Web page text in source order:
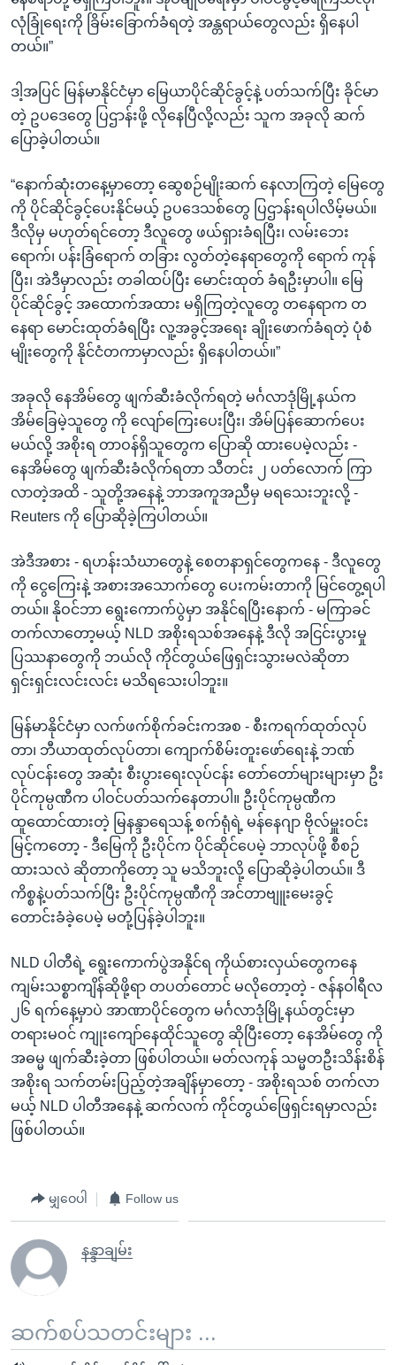
လုံခြုံရေးကို ခြိမ်းခြောက်ခံရတဲ့ အန္တရာယ်တွေလည်း ရှိနေပါ
တယ်။”
ဒါ့အပြင် မြန်မာနိုင်ငံမှာ မြေယာပိုင်ဆိုင်ခွင့်နဲ့ ပတ်သက်ပြီး ခိုင်မာ
တဲ့ ဥပဒေတွေ ပြဌာန်းဖို့ လိုနေပြီလို့လည်း သူက အခုလို ဆက်
ပြောခဲ့ပါတယ်။
“နောက်ဆုံးတနေ့မှာတော့ ဆွေစဉ်မျိုးဆက် နေလာကြတဲ့ မြေတွေ
ကို ပိုင်ဆိုင်ခွင့်ပေးနိုင်မယ့် ဥပဒေသစ်တွေ ပြဌာန်းရပါလိမ့်မယ်။
ဒီလိုမှ မဟုတ်ရင်တော့ ဒီလူတွေ ဖယ်ရှားခံရပြီး၊ လမ်းဘေး
ရောက်၊ ပန်းခြံရောက် တခြား လွတ်တဲ့နေရာတွေကို ရောက် ကုန်
ပြီး၊ အဲဒီမှာလည်း တခါထပ်ပြီး မောင်းထုတ် ခံရဦးမှာပါ။ မြေ
ပိုင်ဆိုင်ခွင့် အထောက်အထား မရှိကြတဲ့လူတွေ တနေရာက တ
နေရာ မောင်းထုတ်ခံရပြီး လူ့အခွင့်အရေး ချိုးဖောက်ခံရတဲ့ ပုံစံ
မျိုးတွေကို နိုင်ငံတကာမှာလည်း ရှိနေပါတယ်။”
အခုလို နေအိမ်တွေ ဖျက်ဆီးခံလိုက်ရတဲ့ မင်္ဂလာဒုံမြို့နယ်က
အိမ်ခြေမဲ့သူတွေ ကို လျော်ကြေးပေးပြီး၊ အိမ်ပြန်ဆောက်ပေး
မယ်လို့ အစိုးရ တာဝန်ရှိသူတွေက ပြောဆို ထားပေမဲ့လည်း -
နေအိမ်တွေ ဖျက်ဆီးခံလိုက်ရတာ သီတင်း ၂ ပတ်လောက် ကြာ
လာတဲ့အထိ - သူတို့အနေနဲ့ ဘာအကူအညီမှ မရသေးဘူးလို့ -
Reuters ကို ပြောဆိုခဲ့ကြပါတယ်။
အဲဒီအစား - ရဟန်းသံဃာတွေနဲ့ စေတနာရှင်တွေကနေ - ဒီလူတွေ
ကို ငွေကြေးနဲ့ အစားအသောက်တွေ ပေးကမ်းတာကို မြင်တွေ့ရပါ
တယ်။ နိုဝင်ဘာ ရွေးကောက်ပွဲမှာ အနိုင်ရပြီးနောက် - မကြာခင်
တက်လာတော့မယ့် NLD အစိုးရသစ်အနေနဲ့ ဒီလို အငြင်းပွားမှု
ပြဿနာတွေကို ဘယ်လို ကိုင်တွယ်ဖြေရှင်းသွားမလဲဆိုတာ
ရှင်းရှင်းလင်းလင်း မသိရသေးပါဘူး။
မြန်မာနိုင်ငံမှာ လက်ဖက်စိုက်ခင်းကအစ - စီးကရက်ထုတ်လုပ်
တာ၊ ဘီယာထုတ်လုပ်တာ၊ ကျောက်စိမ်းတူးဖော်ရေးနဲ့ ဘဏ်
လုပ်ငန်းတွေ အဆုံး စီးပွားရေးလုပ်ငန်း တော်တော်များများမှာ ဦး
ပိုင်ကုမ္ပဏီက ပါဝင်ပတ်သက်နေတာပါ။ ဦးပိုင်ကုမ္ပဏီက
ထူထောင်ထားတဲ့ မြနန္ဒာရေသန့် စက်ရုံရဲ့ မန်နေဂျာ ဗိုလ်မှူးဝင်း
မြင့်ကတော့ - ဒီမြေကို ဦးပိုင်က ပိုင်ဆိုင်ပေမဲ့ ဘာလုပ်ဖို့ စီစဉ်
ထားသလဲ ဆိုတာကိုတော့ သူ မသိဘူးလို့ ပြောဆိုခဲ့ပါတယ်။ ဒီ
ကိစ္စနဲ့ပတ်သက်ပြီး ဦးပိုင်ကုမ္ပဏီကို အင်တာဗျူးမေးခွင့်
တောင်းခံခဲ့ပေမဲ့ မတုံ့ပြန်ခဲ့ပါဘူး။
NLD ပါတီရဲ့ ရွေးကောက်ပွဲအနိုင်ရ ကိုယ်စားလှယ်တွေကနေ
ကျမ်းသစ္စာကျိန်ဆိုဖို့ရာ တပတ်တောင် မလိုတော့တဲ့ - ဇန်နဝါရီလ
၂၆ ရက်နေ့မှာပဲ အာဏာပိုင်တွေက မင်္ဂလာဒုံမြို့နယ်တွင်းမှာ
တရားမဝင် ကျုးကျော်နေထိုင်သူတွေ ဆိုပြီးတော့ နေအိမ်တွေ ကို
အဓမ္မ ဖျက်ဆီးခဲ့တာ ဖြစ်ပါတယ်။ မတ်လကုန် သမ္မတဦးသိန်းစိန်
အစိုးရ သက်တမ်းပြည့်တဲ့အချိန်မှာတော့ - အစိုးရသစ် တက်လာ
မယ့် NLD ပါတီအနေနဲ့ ဆက်လက် ကိုင်တွယ်ဖြေရှင်းရမှာလည်း
ဖြစ်ပါတယ်။
မျှဝေပါ Follow us
နန္ဒာချမ်း
ဆက်စပ်သတင်းများ ...